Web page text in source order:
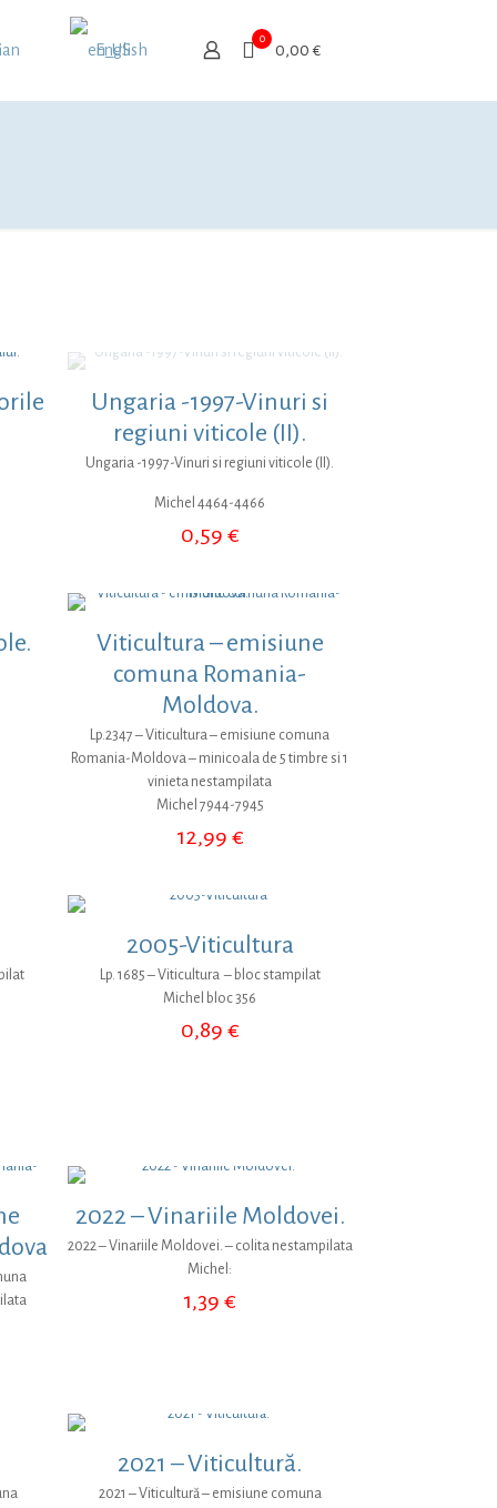
English
0
0,00 €
Ungaria -1997-Vinuri si
regiuni viticole (II).
Ungaria -1997-Vinuri si regiuni viticole (II).
Michel 4464-4466
0,59 €
Viticultura – emisiune
comuna Romania-
Moldova.
Lp.2347 – Viticultura – emisiune comuna
Romania-Moldova – minicoala de 5 timbre si 1
vinieta nestampilata
Michel 7944-7945
12,99 €
2005-Viticultura
Lp. 1685 – Viticultura – bloc stampilat
Michel bloc 356
0,89 €
2022 – Vinariile Moldovei.
2022 – Vinariile Moldovei. – colita nestampilata
Michel:
1,39€
2021 – Viticultură.
2021 – Viticultură – emisiune comuna